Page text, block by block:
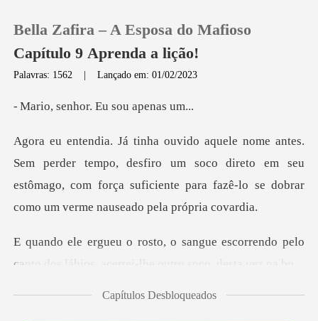
Loja
Histórico
Bella Zafira – A Esposa do Mafioso
Capítulo 9 Aprenda a lição!
Palavras: 1562 |Lançado em: 01/02/2023
hor. Eu sou
mpo, desfiro um soco direto em seu
estômago, com força suficiente p
escorrendo pelo
canto dos lábios, ac
Capítulos Desbloqueados